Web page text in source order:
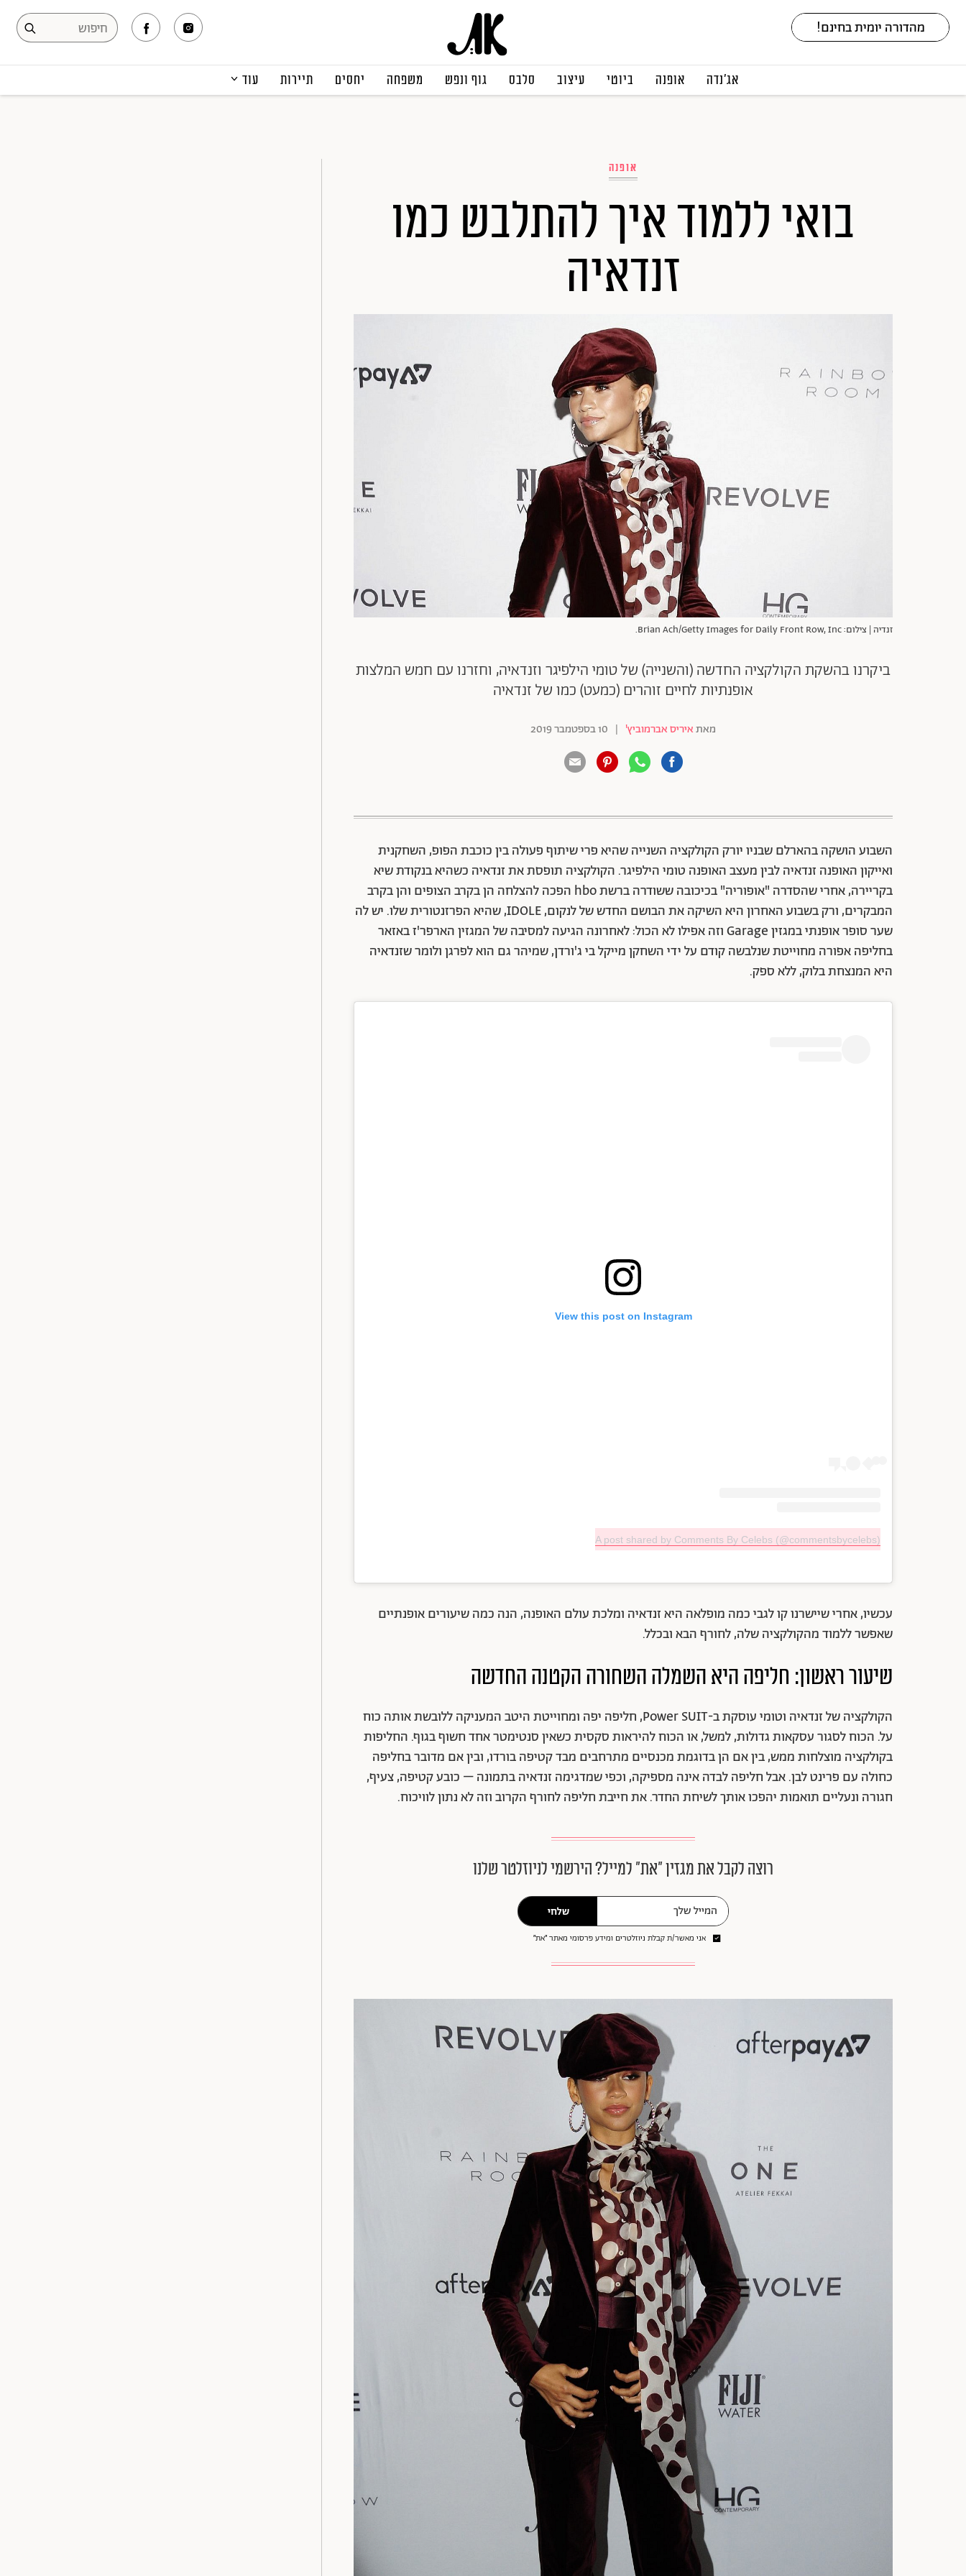
אג׳נדה אופנה ביוטי עיצוב סלבס גוף ונפש משפחה יחסים תיירות עוד
אופנה
בואי ללמוד איך להתלבש כמו
זנדאיה
זנדיה | צילום: Brian Ach/Getty Images for Daily Front Row, Inc.
ביקרנו בהשקת הקולקציה החדשה (והשנייה) של טומי הילפיגר וזנדאיה, וחזרנו עם חמש המלצות
אופנתיות לחיים זוהרים (כמעט) כמו של זנדאיה
מאתאיריס אברמוביץ' | 10 בספטמבר 2019
השבוע הושקה בהארלם שבניו יורק הקולקציה השנייה שהיא פרי שיתוף פעולה בין כוכבת הפופ, השחקנית
ואייקון האופנה זנדאיה לבין מעצב האופנה טומי הילפיגר. הקולקציה תופסת את זנדאיה כשהיא בנקודת שיא
בקריירה, אחרי שהסדרה "אופוריה" בכיכובה ששודרה ברשת hbo הפכה להצלחה הן בקרב הצופים והן בקרב
המבקרים, ורק בשבוע האחרון היא השיקה את הבושם החדש של לנקום, IDOLE, שהיא הפרזנטורית שלו. יש לה
שער סופר אופנתי במגזין Garage וזה אפילו לא הכול: לאחרונה הגיעה למסיבה של המגזין הארפר'ז באזאר
בחליפה אפורה מחוייטת שנלבשה קודם על ידי השחקן מייקל בי ג'ורדן, שמיהר גם הוא לפרגן ולומר שזנדאיה
היא המנצחת בלוק, ללא ספק.
View this post on Instagram
A post shared by Comments By Celebs (@commentsbycelebs)
עכשיו, אחרי שיישרנו קו לגבי כמה מופלאה היא זנדאיה ומלכת עולם האופנה, הנה כמה שיעורים אופנתיים
שאפשר ללמוד מהקולקציה שלה, לחורף הבא ובכלל.
שיעור ראשון: חליפה היא השמלה השחורה הקטנה החדשה
הקולקציה של זנדאיה וטומי עוסקת ב-Power SUIT, חליפה יפה ומחוייטת היטב המעניקה ללובשת אותה כוח
על. הכוח לסגור עסקאות גדולות, למשל, או הכוח להיראות סקסית כשאין סנטימטר אחד חשוף בגוף. החליפות
בקולקציה מוצלחות ממש, בין אם הן בדוגמת מכנסיים מתרחבים מבד קטיפה בורדו, ובין אם מדובר בחליפה
כחולה עם פרינט לבן. אבל חליפה לבדה אינה מספיקה, וכפי שמדגימה זנדאיה בתמונה – כובע קטיפה, צעיף,
חגורה ונעליים תואמות יהפכו אותך לשיחת החדר. את חייבת חליפה לחורף הקרוב וזה לא נתון לוויכוח.
רוצה לקבל את מגזין ״את״ למייל? הירשמי לניוזלטר שלנו
שלחי
אני מאשר/ת קבלת ניוזלטרים ומידע פרסומי מאתר ״את״